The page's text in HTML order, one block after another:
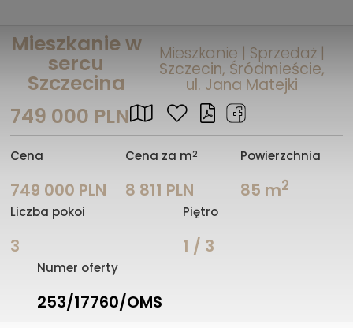
Mieszkanie w
sercu
Szczecina
Mieszkanie | Sprzedaż |
Szczecin, Śródmieście,
ul. Jana Matejki
749 000 PLN
Cena
749 000 PLN
Cena za m2
8 811 PLN
Powierzchnia
85 m2
Liczba pokoi
3
Piętro
1 / 3
Numer oferty
253/17760/OMS